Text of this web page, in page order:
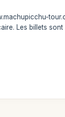
Les billets